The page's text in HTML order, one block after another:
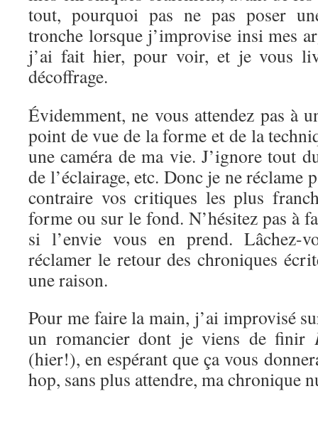
tout, pourquoi pas ne pas poser
tronche lorsque j’improvise insi mes
j’ai fait hier, pour voir, et je vous
décoffrage.
Évidemment, ne vous attendez pas à
point de vue de la forme et de la
une caméra de ma vie. J’ignore tout
de l’éclairage, etc. Donc je ne réclame
contraire vos critiques les plus
forme ou sur le fond. N’hésitez pas à
si l’envie vous en prend. Lâchez-
réclamer le retour des chroniques
une raison.
Pour me faire la main, j’ai improvisé
un romancier dont je viens de finir
(hier!), en espérant que ça vous
hop, sans plus attendre, ma chronique